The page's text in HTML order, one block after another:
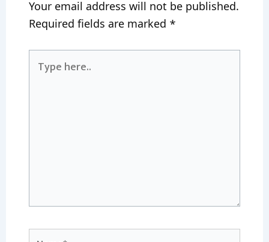
Your email address will not be published.
Required fields are marked *
here..
Name*